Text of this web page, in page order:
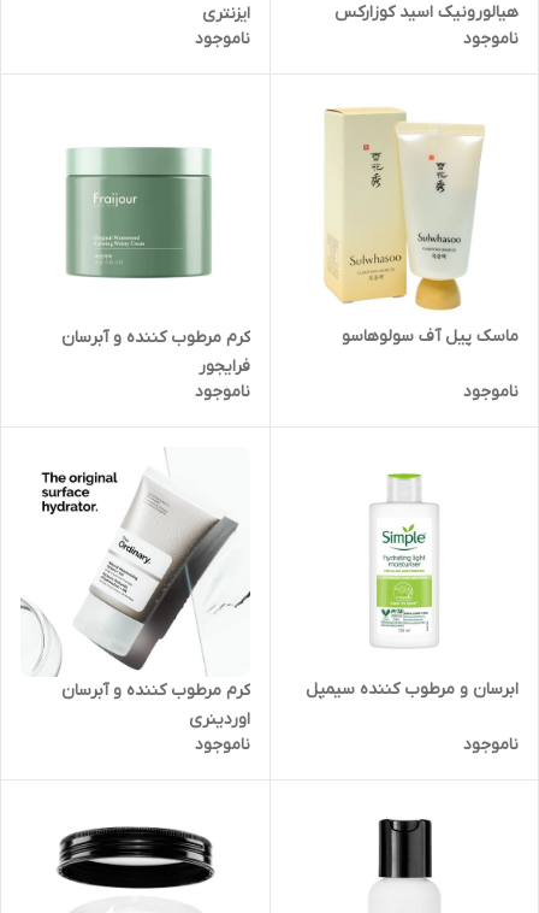
هیالورونیک اسید کوزارکس
ناموجود
ایزنتری
ناموجود
ماسک پیل آف سولوهاسو
ناموجود
کرم مرطوب کننده و آبرسان
فرایجور
ناموجود
ابرسان و مرطوب کننده سیمپل
ناموجود
کرم مرطوب کننده و آبرسان
اوردینری
ناموجود